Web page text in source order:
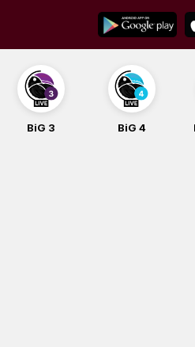
content
BiG 3 BiG 4